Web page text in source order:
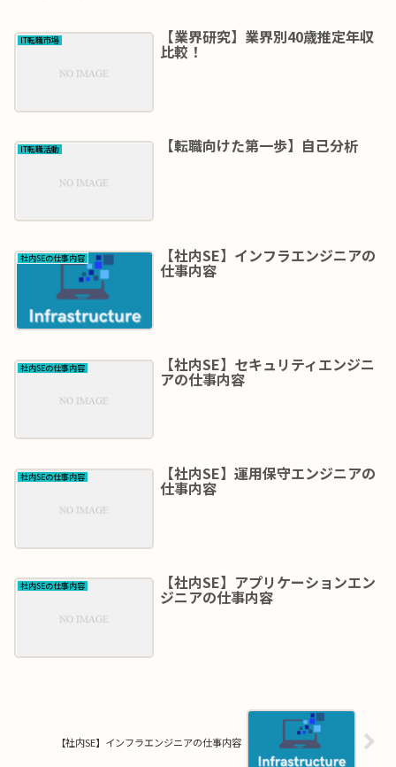
IT転職市場 【業界研究】業界別40歳推定年収
比較！
IT転職活動 【転職向けた第一歩】自己分析
社内SEの仕事内容 【社内SE】インフラエンジニアの
仕事内容
社内SEの仕事内容 【社内SE】セキュリティエンジニ
アの仕事内容
社内SEの仕事内容 【社内SE】運用保守エンジニアの
仕事内容
社内SEの仕事内容 【社内SE】アプリケーションエン
ジニアの仕事内容
【社内SE】インフラエンジニアの仕事内容